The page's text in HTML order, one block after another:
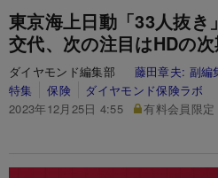
東京海上日動「33人抜き
交代、次の注目はHDの
ダイヤモンド編集部 藤田章夫: 副編
特集
保険
ダイヤモンド保険ラボ
2023年12月25日 4:55
有料会員限定